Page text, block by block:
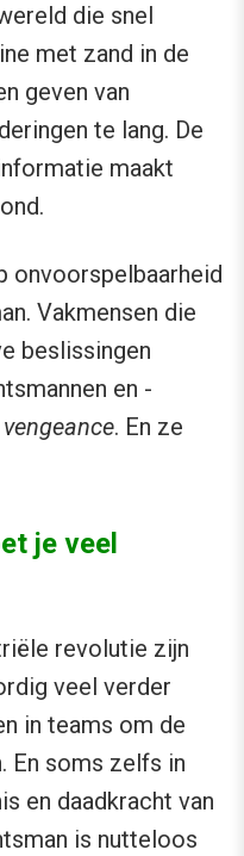
die snel
met zand in de
geven van
te lang. De
maakt
onvoorspelbaarheid
Vakmensen die
beslissingen
en -
. En ze
je veel
revolutie zijn
veel verder
in teams om de
En soms zelfs in
en daadkracht van
is nutteloos